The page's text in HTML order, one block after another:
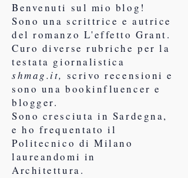
Benvenuti sul mio blog!
Sono una scrittrice e autrice
del romanzo L'effetto Grant.
Curo diverse rubriche per la
testata giornalistica
shmag.it, scrivo recensioni e
sono una bookinfluencer e
blogger.
Sono cresciuta in Sardegna,
e ho frequentato il
Politecnico di Milano
laureandomi in
Architettura.